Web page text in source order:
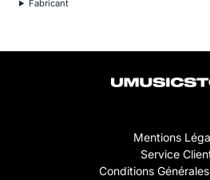
Fabricant
Mentions
Service
Conditions